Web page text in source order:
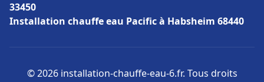
33450
Installation chauffe eau Pacific à Habsheim 68440
© 2026 installation-chauffe-eau-6.fr. Tous droits